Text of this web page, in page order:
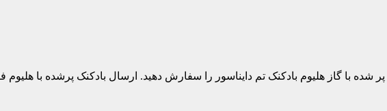
پر شده با گاز هلیوم بادکنک تم دایناسور را سفارش دهید. ارسال بادکنک پرشده با